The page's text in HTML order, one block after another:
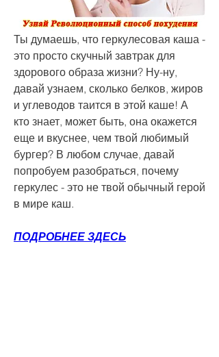
Ты думаешь, что геркулесовая каша -
это просто скучный завтрак для
здорового образа жизни? Ну-ну,
давай узнаем, сколько белков, жиров
и углеводов таится в этой каше! А
кто знает, может быть, она окажется
еще и вкуснее, чем твой любимый
бургер? В любом случае, давай
попробуем разобраться, почему
геркулес - это не твой обычный герой
в мире каш.
ПОДРОБНЕЕ ЗДЕСЬ